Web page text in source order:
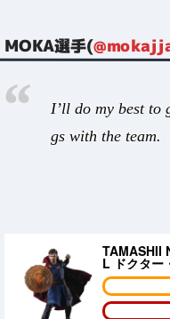
MOKA選手(
I’ll do my best to
gs with the team.
TAMASHII
L ドクター